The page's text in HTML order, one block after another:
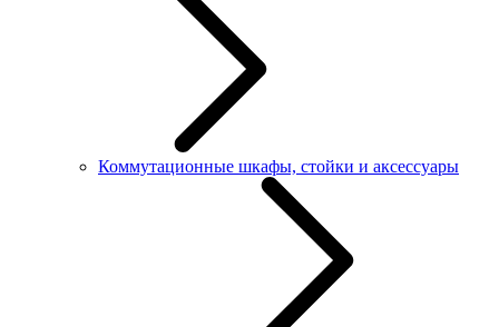
Коммутационные шкафы, стойки и аксессуары